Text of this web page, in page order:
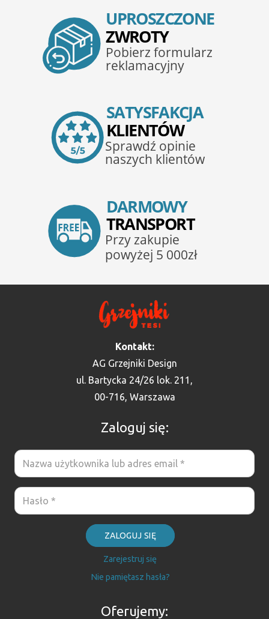
Kontakt:
AG Grzejniki Design
ul. Bartycka 24/26 lok. 211,
00-716, Warszawa
Zaloguj się:
ZALOGUJ SIĘ
Zarejestruj się
Nie pamiętasz hasła?
Oferujemy: